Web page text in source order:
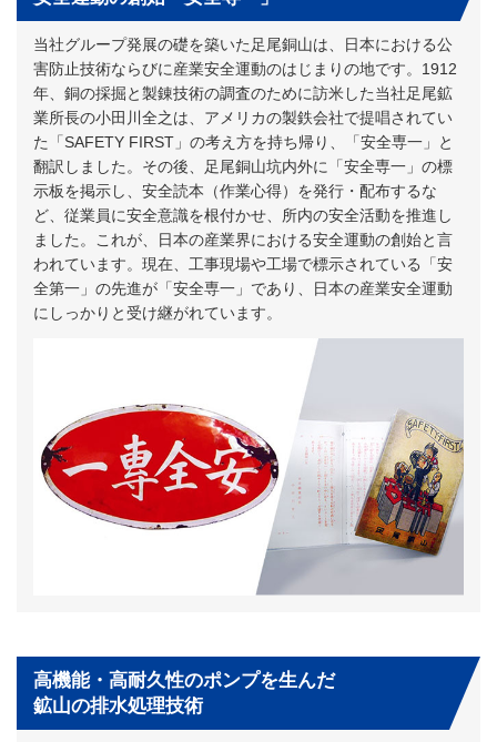
当社グループ発展の礎を築いた足尾銅山は、日本における公
害防止技術ならびに産業安全運動のはじまりの地です。1912
年、銅の採掘と製錬技術の調査のために訪米した当社足尾鉱
業所長の小田川全之は、アメリカの製鉄会社で提唱されてい
た「SAFETY FIRST」の考え方を持ち帰り、「安全専一」と
翻訳しました。その後、足尾銅山坑内外に「安全専一」の標
示板を掲示し、安全読本（作業心得）を発行・配布するな
ど、従業員に安全意識を根付かせ、所内の安全活動を推進し
ました。これが、日本の産業界における安全運動の創始と言
われています。現在、工事現場や工場で標示されている「安
全第一」の先進が「安全専一」であり、日本の産業安全運動
にしっかりと受け継がれています。
高機能・高耐久性のポンプを生んだ
鉱山の排水処理技術